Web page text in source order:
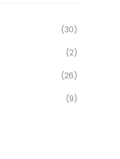
(30)
(2)
(26)
(9)